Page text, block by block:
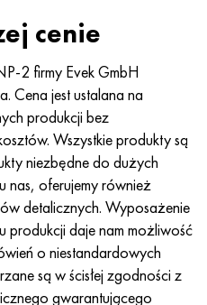
cenie
2 firmy Evek GmbH
Cena jest ustalana na
produkcji bez
Wszystkie produkty są
niezbędne do dużych
nas, oferujemy również
detalicznych. Wyposażenie
produkcji daje nam możliwość
o niestandardowych
są w ścisłej zgodności z
gwarantującego